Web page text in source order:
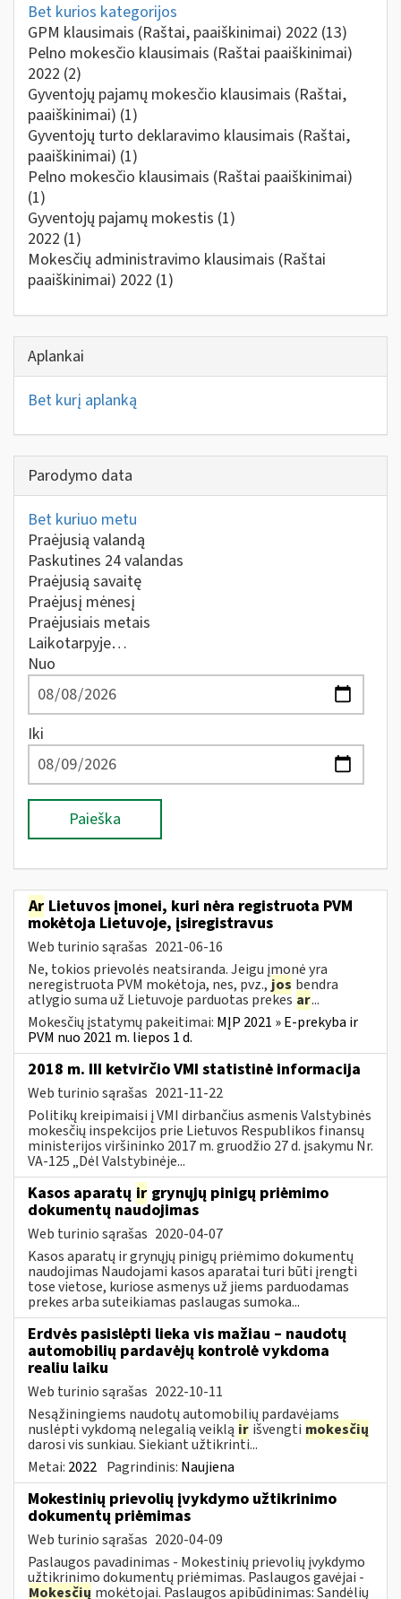
Bet kurios kategorijos
GPM klausimais (Raštai, paaiškinimai) 2022 (13)
Pelno mokesčio klausimais (Raštai paaiškinimai)
2022 (2)
Gyventojų pajamų mokesčio klausimais (Raštai,
paaiškinimai) (1)
Gyventojų turto deklaravimo klausimais (Raštai,
paaiškinimai) (1)
Pelno mokesčio klausimais (Raštai paaiškinimai)
(1)
Gyventojų pajamų mokestis (1)
2022 (1)
Mokesčių administravimo klausimais (Raštai
paaiškinimai) 2022 (1)
Aplankai
Bet kurį aplanką
Parodymo data
Bet kuriuo metu
Praėjusią valandą
Paskutines 24 valandas
Praėjusią savaitę
Praėjusį mėnesį
Praėjusiais metais
Laikotarpyje…
Nuo
Iki
Paieška
Ar Lietuvos įmonei, kuri nėra registruota PVM
mokėtoja Lietuvoje, įsiregistravus
Web turinio sąrašas 2021-06-16
Ne, tokios prievolės neatsiranda. Jeigu įmonė yra
neregistruota PVM mokėtoja, nes, pvz., jos bendra
atlygio suma už Lietuvoje parduotas prekes ar...
Mokesčių įstatymų pakeitimai: MĮP 2021 » E-prekyba ir
PVM nuo 2021 m. liepos 1 d.
2018 m. III ketvirčio VMI statistinė informacija
Web turinio sąrašas 2021-11-22
Politikų kreipimaisi į VMI dirbančius asmenis Valstybinės
mokesčių inspekcijos prie Lietuvos Respublikos finansų
ministerijos viršininko 2017 m. gruodžio 27 d. įsakymu Nr.
VA-125 „Dėl Valstybinėje...
Kasos aparatų ir grynųjų pinigų priėmimo
dokumentų naudojimas
Web turinio sąrašas 2020-04-07
Kasos aparatų ir grynųjų pinigų priėmimo dokumentų
naudojimas Naudojami kasos aparatai turi būti įrengti
tose vietose, kuriose asmenys už jiems parduodamas
prekes arba suteikiamas paslaugas sumoka...
Erdvės pasislėpti lieka vis mažiau – naudotų
automobilių pardavėjų kontrolė vykdoma
realiu laiku
Web turinio sąrašas 2022-10-11
Nesąžiningiems naudotų automobilių pardavėjams
nuslėpti vykdomą nelegalią veiklą ir išvengti mokesčių
darosi vis sunkiau. Siekiant užtikrinti...
Metai: 2022 Pagrindinis: Naujiena
Mokestinių prievolių įvykdymo užtikrinimo
dokumentų priėmimas
Web turinio sąrašas 2020-04-09
Paslaugos pavadinimas - Mokestinių prievolių įvykdymo
užtikrinimo dokumentų priėmimas. Paslaugos gavėjai -
Mokesčių mokėtojai. Paslaugos apibūdinimas: Sandėlių